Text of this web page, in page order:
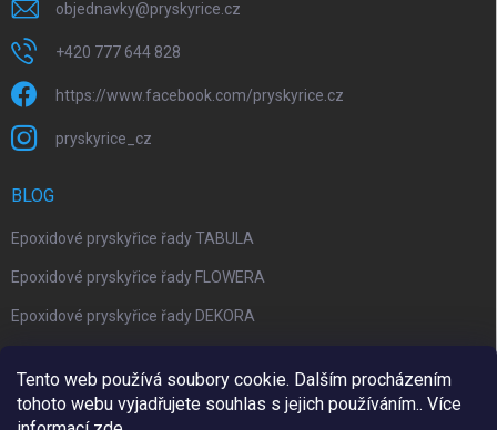
Tento web používá soubory cookie. Dalším procházením
tohoto webu vyjadřujete souhlas s jejich používáním.. Více
objednavky@pryskyrice.cz
+420 777 644 828
https://www.facebook.com/pryskyrice.cz
pryskyrice_cz
BLOG
Epoxidové pryskyřice řady TABULA
Epoxidové pryskyřice řady FLOWERA
Epoxidové pryskyřice řady DEKORA